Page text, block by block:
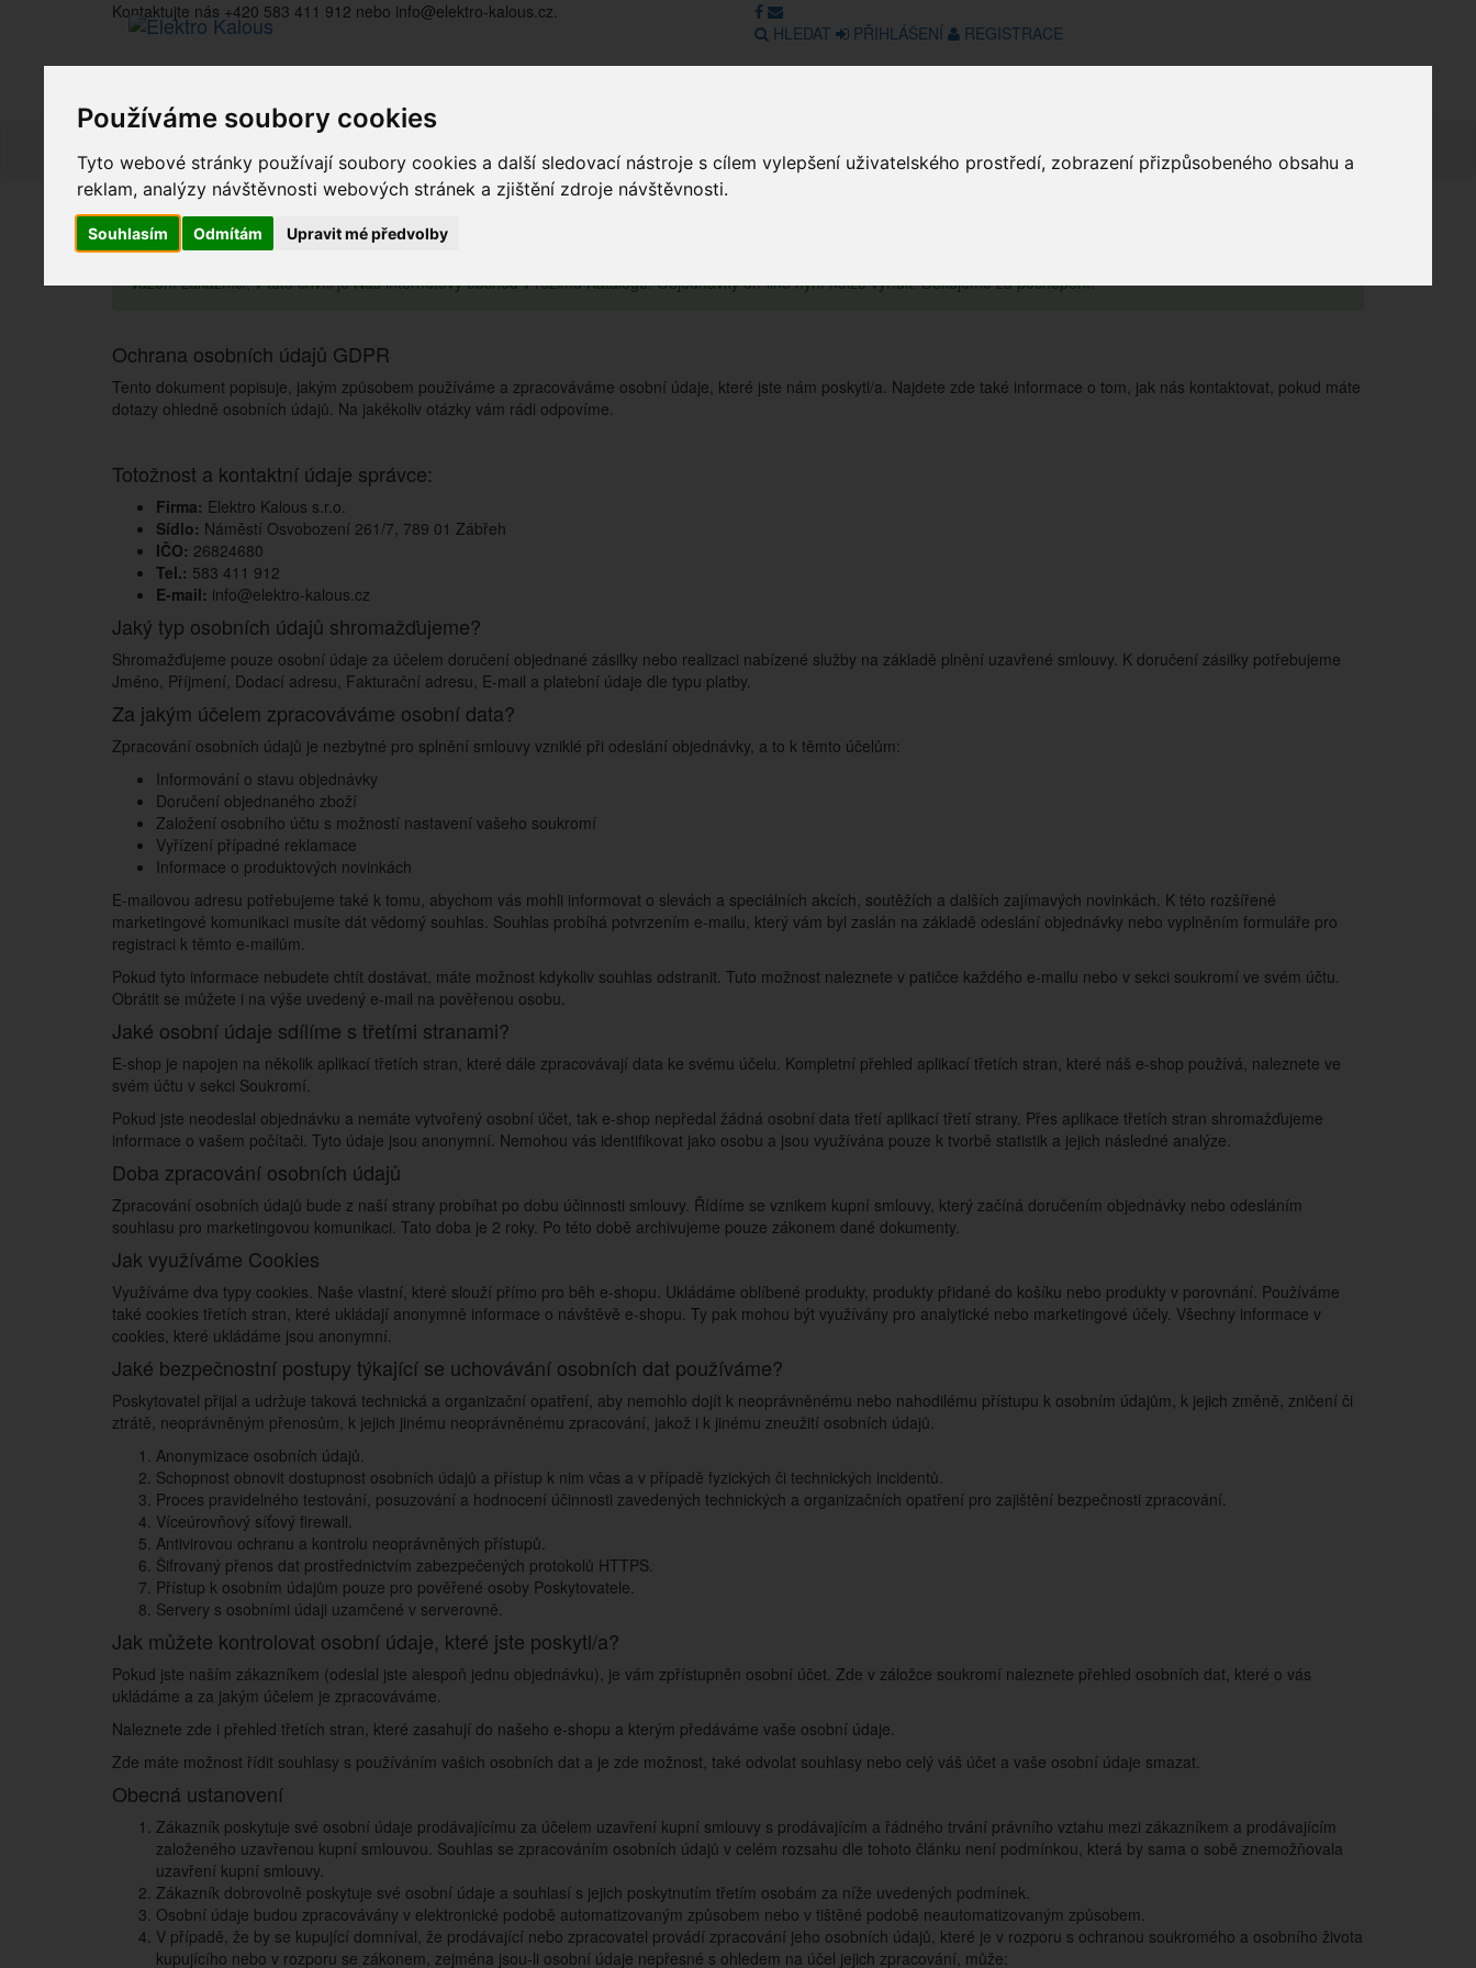
Používáme soubory cookies
Tyto webové stránky používají soubory cookies a další sledovací nástroje s cílem vylepšení uživatelského prostředí, zobrazení přizpůsobeného obsahu a
reklam, analýzy návštěvnosti webových stránek a zjištění zdroje návštěvnosti.
Souhlasím Odmítám Upravit mé předvolby
Kontaktujte nás +420 583 411 912 nebo info@elektro-kalous.cz.
HLEDAT
PŘIHLÁŠENÍ REGISTRACE
Vážení zákazníci, v tuto chvíli je Náš internetový obchod v režimu Katalogu. Objednávky on-line nyní nelze vyřídit. Děkujeme za pochopení.
Ochrana osobních údajů GDPR
Tento dokument popisuje, jakým způsobem používáme a zpracováváme osobní údaje, které jste nám poskytl/a. Najdete zde také informace o tom, jak nás kontaktovat, pokud máte
dotazy ohledně osobních údajů. Na jakékoliv otázky vám rádi odpovíme.
Totožnost a kontaktní údaje správce:
Firma: Elektro Kalous s.r.o.
Sídlo: Náměstí Osvobození 261/7, 789 01 Zábřeh
IČO: 26824680
Tel.: 583 411 912
E-mail: info@elektro-kalous.cz
Jaký typ osobních údajů shromažďujeme?
Shromažďujeme pouze osobní údaje za účelem doručení objednané zásilky nebo realizaci nabízené služby na základě plnění uzavřené smlouvy. K doručení zásilky potřebujeme
Jméno, Příjmení, Dodací adresu, Fakturační adresu, E-mail a platební údaje dle typu platby.
Za jakým účelem zpracováváme osobní data?
Zpracování osobních údajů je nezbytné pro splnění smlouvy vzniklé při odeslání objednávky, a to k těmto účelům:
Informování o stavu objednávky
Doručení objednaného zboží
Založení osobního účtu s možností nastavení vašeho soukromí
Vyřízení případné reklamace
Informace o produktových novinkách
E-mailovou adresu potřebujeme také k tomu, abychom vás mohli informovat o slevách a speciálních akcích, soutěžích a dalších zajímavých novinkách. K této rozšířené
marketingové komunikaci musíte dát vědomý souhlas. Souhlas probíhá potvrzením e-mailu, který vám byl zaslán na základě odeslání objednávky nebo vyplněním formuláře pro
registraci k těmto e-mailům.
Pokud tyto informace nebudete chtít dostávat, máte možnost kdykoliv souhlas odstranit. Tuto možnost naleznete v patičce každého e-mailu nebo v sekci soukromí ve svém účtu.
Obrátit se můžete i na výše uvedený e-mail na pověřenou osobu.
Jaké osobní údaje sdílíme s třetími stranami?
E-shop je napojen na několik aplikací třetích stran, které dále zpracovávají data ke svému účelu. Kompletní přehled aplikací třetích stran, které náš e-shop používá, naleznete ve
svém účtu v sekci Soukromí.
Pokud jste neodeslal objednávku a nemáte vytvořený osobní účet, tak e-shop nepředal žádná osobní data třetí aplikací třetí strany. Přes aplikace třetích stran shromažďujeme
informace o vašem počítači. Tyto údaje jsou anonymní. Nemohou vás identifikovat jako osobu a jsou využívána pouze k tvorbě statistik a jejich následné analýze.
Doba zpracování osobních údajů
Zpracování osobních údajů bude z naší strany probíhat po dobu účinnosti smlouvy. Řídíme se vznikem kupní smlouvy, který začíná doručením objednávky nebo odesláním
souhlasu pro marketingovou komunikaci. Tato doba je 2 roky. Po této době archivujeme pouze zákonem dané dokumenty.
Jak využíváme Cookies
Využíváme dva typy cookies. Naše vlastní, které slouží přímo pro běh e-shopu. Ukládáme oblíbené produkty, produkty přidané do košíku nebo produkty v porovnání. Používáme
také cookies třetích stran, které ukládají anonymně informace o návštěvě e-shopu. Ty pak mohou být využívány pro analytické nebo marketingové účely. Všechny informace v
cookies, které ukládáme jsou anonymní.
Jaké bezpečnostní postupy týkající se uchovávání osobních dat používáme?
Poskytovatel přijal a udržuje taková technická a organizační opatření, aby nemohlo dojít k neoprávněnému nebo nahodilému přístupu k osobním údajům, k jejich změně, zničení či
ztrátě, neoprávněným přenosům, k jejich jinému neoprávněnému zpracování, jakož i k jinému zneužití osobních údajů.
Anonymizace osobních údajů.
Schopnost obnovit dostupnost osobních údajů a přístup k nim včas a v případě fyzických či technických incidentů.
Proces pravidelného testování, posuzování a hodnocení účinnosti zavedených technických a organizačních opatření pro zajištění bezpečnosti zpracování.
Víceúrovňový síťový firewall.
Antivirovou ochranu a kontrolu neoprávněných přístupů.
Šifrovaný přenos dat prostřednictvím zabezpečených protokolů HTTPS.
Přístup k osobním údajům pouze pro pověřené osoby Poskytovatele.
Servery s osobními údaji uzamčené v serverovně.
Jak můžete kontrolovat osobní údaje, které jste poskytl/a?
Pokud jste naším zákazníkem (odeslal jste alespoň jednu objednávku), je vám zpřístupněn osobní účet. Zde v záložce soukromí naleznete přehled osobních dat, které o vás
ukládáme a za jakým účelem je zpracováváme.
Naleznete zde i přehled třetích stran, které zasahují do našeho e-shopu a kterým předáváme vaše osobní údaje.
Zde máte možnost řídit souhlasy s používáním vašich osobních dat a je zde možnost, také odvolat souhlasy nebo celý váš účet a vaše osobní údaje smazat.
Obecná ustanovení
Zákazník poskytuje své osobní údaje prodávajícímu za účelem uzavření kupní smlouvy s prodávajícím a řádného trvání právního vztahu mezi zákazníkem a prodávajícím
založeného uzavřenou kupní smlouvou. Souhlas se zpracováním osobních údajů v celém rozsahu dle tohoto článku není podmínkou, která by sama o sobě znemožňovala
uzavření kupní smlouvy.
Zákazník dobrovolně poskytuje své osobní údaje a souhlasí s jejich poskytnutím třetím osobám za níže uvedených podmínek.
Osobní údaje budou zpracovávány v elektronické podobě automatizovaným způsobem nebo v tištěné podobě neautomatizovaným způsobem.
V případě, že by se kupující domníval, že prodávající nebo zpracovatel provádí zpracování jeho osobních údajů, které je v rozporu s ochranou soukromého a osobního života
kupujícího nebo v rozporu se zákonem, zejména jsou-li osobní údaje nepřesné s ohledem na účel jejich zpracování, může: